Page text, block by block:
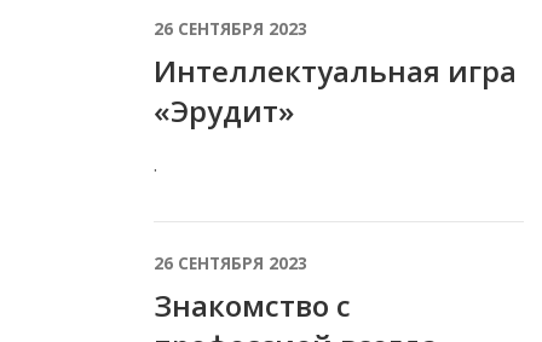
26 СЕНТЯБРЯ 2023
Интеллектуальная игра
«Эрудит»
.
26 СЕНТЯБРЯ 2023
Знакомство с